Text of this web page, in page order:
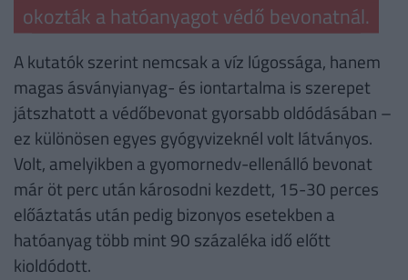
okozták a hatóanyagot védő bevonatnál.
A kutatók szerint nemcsak a víz lúgossága, hanem
magas ásványianyag- és iontartalma is szerepet
játszhatott a védőbevonat gyorsabb oldódásában –
ez különösen egyes gyógyvizeknél volt látványos.
Volt, amelyikben a gyomornedv-ellenálló bevonat
már öt perc után károsodni kezdett, 15-30 perces
előáztatás után pedig bizonyos esetekben a
hatóanyag több mint 90 százaléka idő előtt
kioldódott.